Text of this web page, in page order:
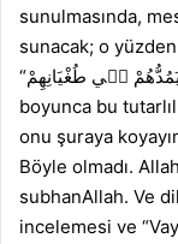
sunulmasında,
sunacak; o
“
ف۪ي طُغْيَانِهِمْ
boyunca bu
onu şuraya
Böyle olmadı.
subhanAllah. Ve
incelemesi ve